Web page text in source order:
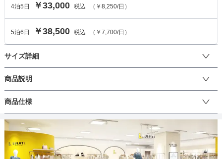
4泊5 日 ￥33,000 税込 （ ￥8,250/日）
5泊6 日 ￥38,500 税込 （ ￥7,700/日）
サイズ詳細
ワンピースのサイズ
120
肩幅
商品説明
レースのケープが肩から二の腕をやさしく覆い、黒地に咲く梅と舞
う鶴の意匠を品よく引き立てるロング丈のストレートドレスです。
長めのレースケープは二の腕のラインが気になる方にも安心。透け
感が軽さを生み重たくならず、首元のケープラインが顔周りをすっ
きりと見せます。
商品仕様
丈 ひざ上 ひざ下 ミモレ パンツ